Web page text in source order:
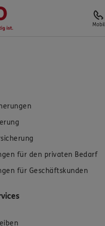
Mobil
für den privaten Bedarf
für Geschäftskunden